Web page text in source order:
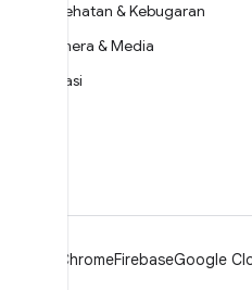
Kesehatan & Kebugaran
Kamera & Media
Privasi
ChromeFirebaseGoogle